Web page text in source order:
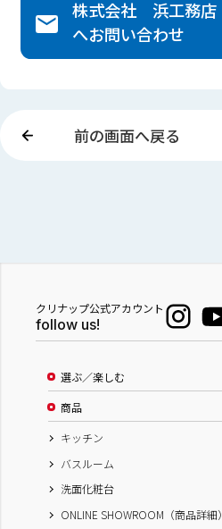
株式会社 浜工務店
へお問い合わせ
前の画面へ戻る
クリナップ公式アカウント
follow us!
選ぶ／楽しむ
商品
キッチン
バスルーム
洗面化粧台
ONLINE SHOWROOM（商品詳細）